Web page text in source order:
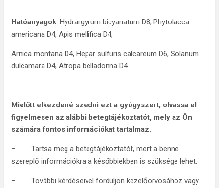
Hatóanyagok: Hydrargyrum bicyanatum D8, Phytolacca
americana D4, Apis mellifica D4,
Arnica montana D4, Hepar sulfuris calcareum D6, Solanum
dulcamara D4, Atropa belladonna D4.
Mielőtt elkezdené szedni ezt a gyógyszert, olvassa el
figyelmesen az alábbi betegtájékoztatót, mely az Ön
számára fontos információkat tartalmaz.
– Tartsa meg a betegtájékoztatót, mert a benne
szereplő információkra a későbbiekben is szüksége lehet.
– További kérdéseivel forduljon kezelőorvosához vagy